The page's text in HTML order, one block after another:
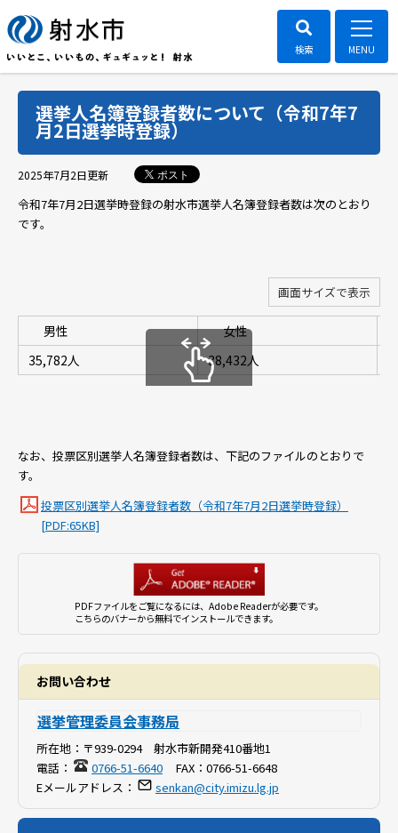
選挙人名簿登録者数について（令和7年7
月2日選挙時登録）
2025年7月2日更新 ポスト
令和7年7月2日選挙時登録の射水市選挙人名簿登録者数は次のとおり
です。
画面サイズで表示
男性 女性
35,782人
38,432人
スクロールできます
なお、投票区別選挙人名簿登録者数は、下記のファイルのとおりで
す。
投票区別選挙人名簿登録者数（令和7年7月2日選挙時登録）
[PDF:65KB]
PDFファイルをご覧になるには、Adobe Readerが必要です。
こちらのバナーから無料でインストールできます。
お問い合わせ
選挙管理委員会事務局
所在地： 〒939-0294 射水市新開発410番地1
電話：
0766-51-6640 FAX： 0766-51-6648
Eメールアドレス：
senkan@city.imizu.lg.jp